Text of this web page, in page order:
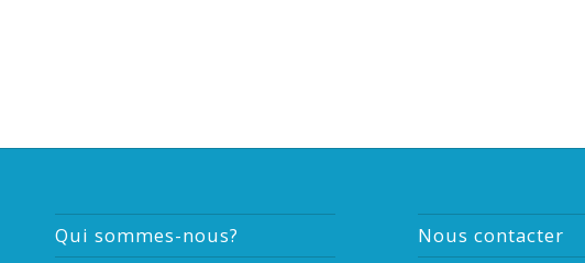
Qui sommes-nous? Nous contacter